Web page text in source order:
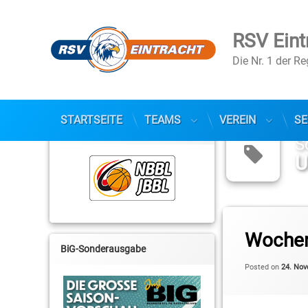
Skip
RSV
Die Nr. 1 der
STARTSEITE TEAMS VEREIN
Posted on 24.
BiG-Sonderausgabe